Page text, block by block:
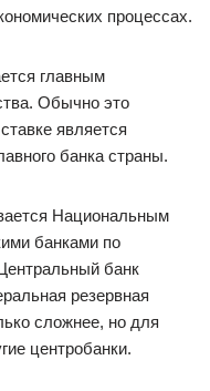
процессах.
главным
Обычно это
является
банка страны.
Национальным
банками по
банк
резервная
сложнее, но для
центробанки.